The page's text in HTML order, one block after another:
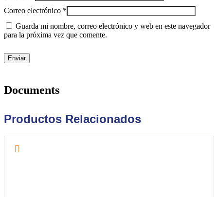
Correo electrónico *
Guarda mi nombre, correo electrónico y web en este navegador
para la próxima vez que comente.
Documents
Productos Relacionados